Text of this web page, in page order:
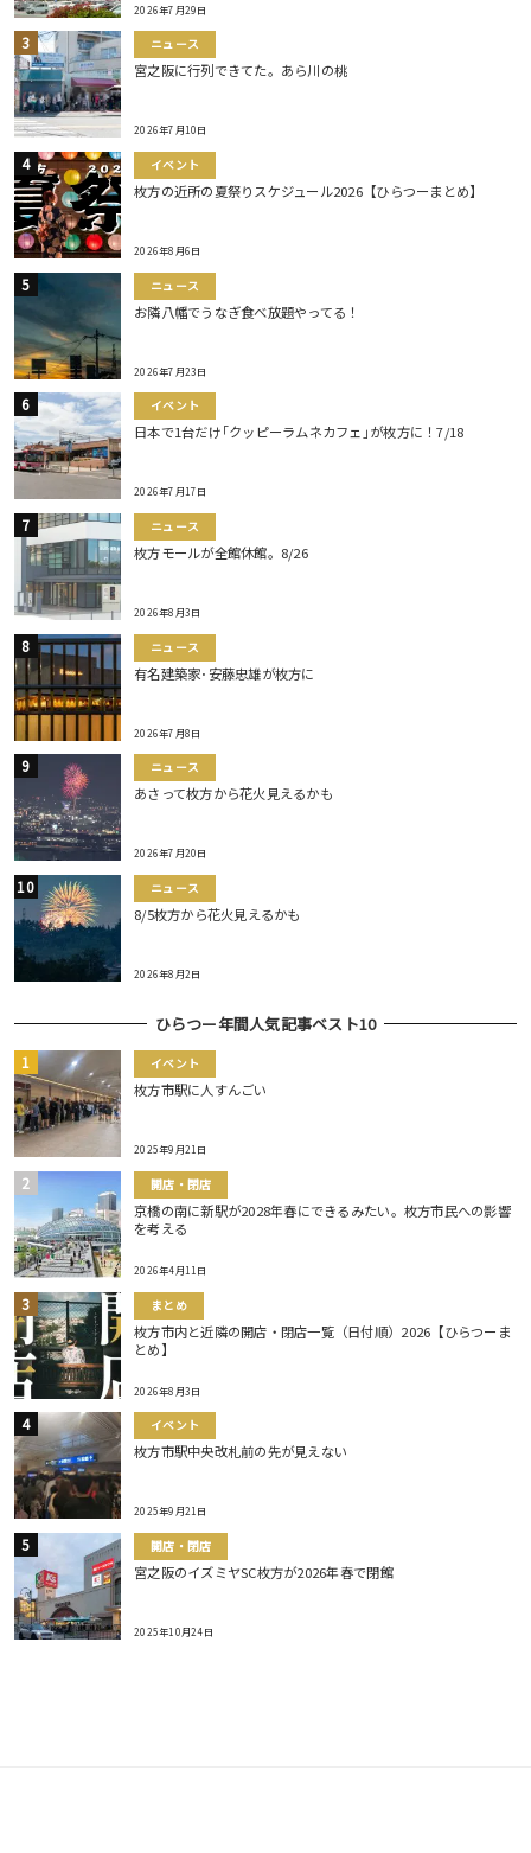
2026年7月29日
ニュース
宮之阪に行列できてた。あら川の桃
2026年7月10日
イベント
枚方の近所の夏祭りスケジュール2026【ひらつーまとめ】
2026年8月6日
ニュース
お隣八幡でうなぎ食べ放題やってる！
2026年7月23日
イベント
日本で1台だけ｢クッピーラムネカフェ｣が枚方に！7/18
2026年7月17日
ニュース
枚方モールが全館休館。8/26
2026年8月3日
ニュース
有名建築家･安藤忠雄が枚方に
2026年7月8日
ニュース
あさって枚方から花火見えるかも
2026年7月20日
ニュース
8/5枚方から花火見えるかも
2026年8月2日
ひらつー年間人気記事ベスト10
イベント
枚方市駅に人すんごい
2025年9月21日
開店・閉店
京橋の南に新駅が2028年春にできるみたい。枚方市民への影響
を考える
2026年4月11日
まとめ
枚方市内と近隣の開店・閉店一覧（日付順）2026【ひらつーま
とめ】
2026年8月3日
イベント
枚方市駅中央改札前の先が見えない
2025年9月21日
開店・閉店
宮之阪のイズミヤSC枚方が2026年春で閉館
2025年10月24日